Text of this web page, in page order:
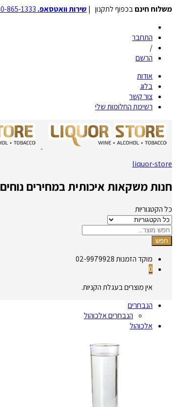
משלוח חינםבכפוף לתקנון | שירות וואטסאפ.
התחבר
/
הרשם
אודות
בלוג
צור קשר
רשימת החלומות שלי
liquor-store
חנות משקאות איכותית במחירים נוחים
כל הקטגוריות
חפש
מוקד הזמנות02-9979928
0
אין מוצרים בעגלת הקניות.
הנבחרים
הנבחרים אלכוהול
אלכוהול